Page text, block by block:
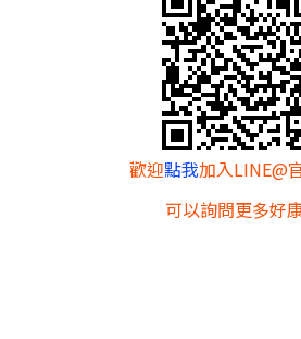
歡迎點我加入LINE@
可以詢問更多好